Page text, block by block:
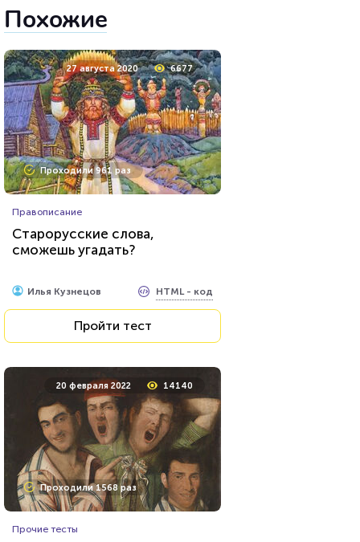
Похожие
27 августа 2020 6677
Проходили 961 раз
Правописание
Старорусские слова,
сможешь угадать?
Илья Кузнецов HTML - код
Пройти тест
20 февраля 2022 14140
Проходили 1568 раз
Прочие тесты